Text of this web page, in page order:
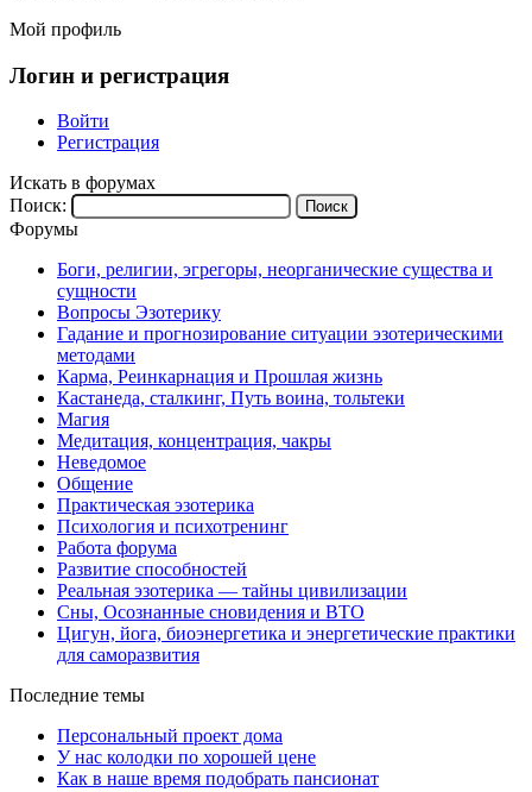
Мой профиль
Логин и регистрация
Войти
Регистрация
Искать в форумах
Поиск:
Форумы
Боги, религии, эгрегоры, неорганические существа и
сущности
Вопросы Эзотерику
Гадание и прогнозирование ситуации эзотерическими
методами
Карма, Реинкарнация и Прошлая жизнь
Кастанеда, сталкинг, Путь воина, тольтеки
Магия
Медитация, концентрация, чакры
Неведомое
Общение
Практическая эзотерика
Психология и психотренинг
Работа форума
Развитие способностей
Реальная эзотерика — тайны цивилизации
Сны, Осознанные сновидения и ВТО
Цигун, йога, биоэнергетика и энергетические практики
для саморазвития
Последние темы
Персональный проект дома
У нас колодки по хорошей цене
Как в наше время подобрать пансионат